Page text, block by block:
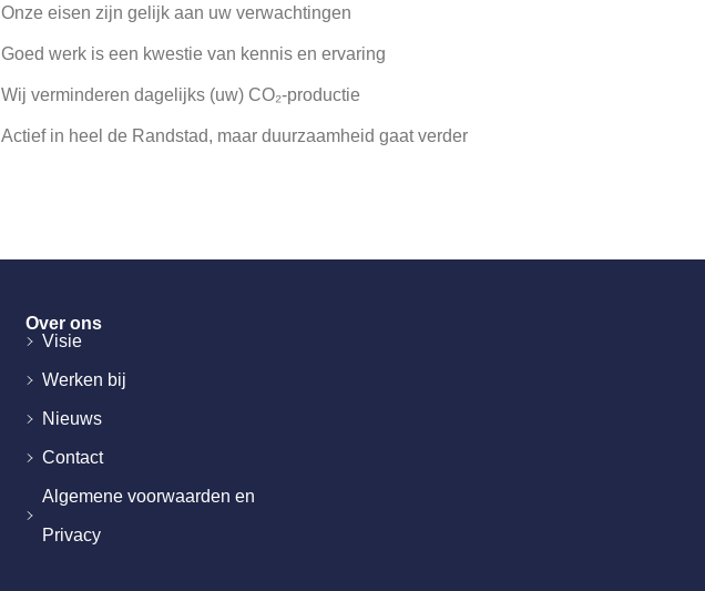
Onze eisen zijn gelijk aan uw verwachtingen
Goed werk is een kwestie van kennis en ervaring
Wij verminderen dagelijks (uw) CO₂-productie
Actief in heel de Randstad, maar duurzaamheid gaat verder
Over ons
Visie
Werken bij
Nieuws
Contact
Algemene voorwaarden en
Privacy